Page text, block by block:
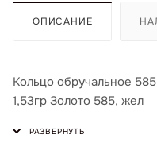
ОПИСАНИЕ
Кольцо обручальное
1,53гр Золото 585, жел